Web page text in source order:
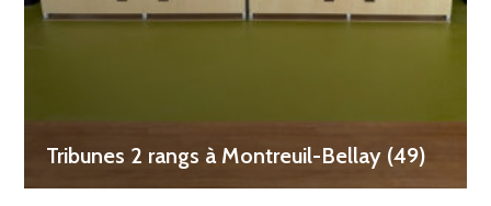
Tribunes 2 rangs à Montreuil-Bellay (49)